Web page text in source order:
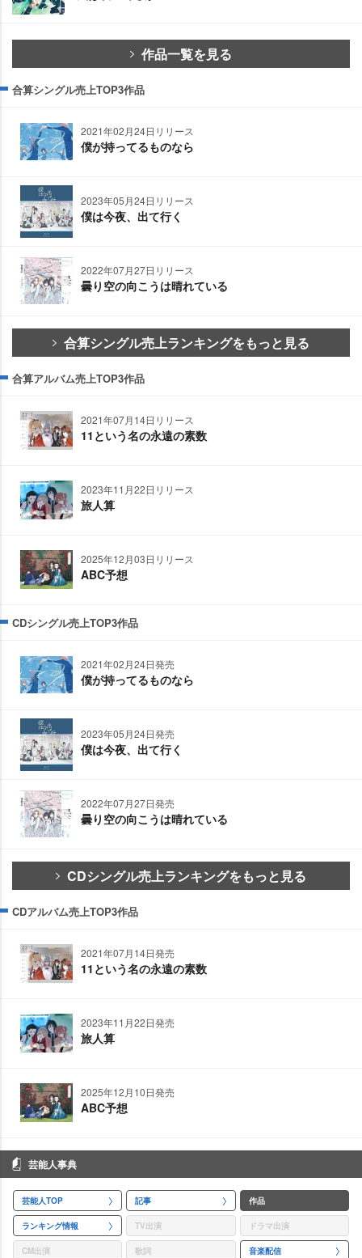
作品一覧を見る
合算シングル売上TOP3作品
2021年02月24日リリース
僕が持ってるものなら
2023年05月24日リリース
僕は今夜、出て行く
2022年07月27日リリース
曇り空の向こうは晴れている
合算シングル売上ランキングをもっと見る
合算アルバム売上TOP3作品
2021年07月14日リリース
11という名の永遠の素数
2023年11月22日リリース
旅人算
2025年12月03日リリース
ABC予想
CDシングル売上TOP3作品
2021年02月24日発売
僕が持ってるものなら
2023年05月24日発売
僕は今夜、出て行く
2022年07月27日発売
曇り空の向こうは晴れている
CDシングル売上ランキングをもっと見る
CDアルバム売上TOP3作品
2021年07月14日発売
11という名の永遠の素数
2023年11月22日発売
旅人算
2025年12月10日発売
ABC予想
芸能人事典
芸能人TOP 記事 作品
ランキング情報 TV出演 ドラマ出演
CM出演 歌詞 音楽配信